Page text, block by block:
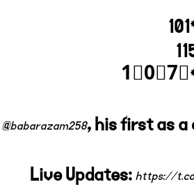
@babarazam258, his first as
Live Updates: https://